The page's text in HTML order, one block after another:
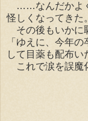
……なんだかよく
怪しくなってきた。
その後もいかに
「ゆえに、今年
して目薬も配布い
これで涙を誤魔